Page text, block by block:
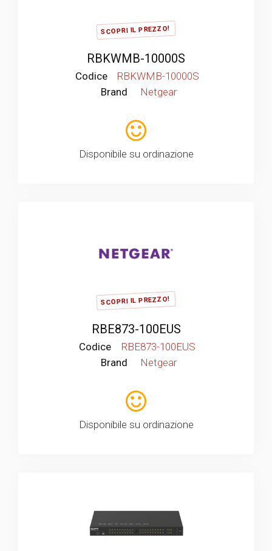
SCOPRI IL PREZZO!
RBKWMB-10000S
Codice
RBKWMB-10000S
Brand
Netgear
Disponibile su ordinazione
SCOPRI IL PREZZO!
RBE873-100EUS
Codice
RBE873-100EUS
Brand
Netgear
Disponibile su ordinazione